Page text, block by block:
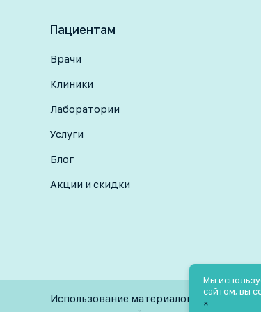
ВПЧ,
ВИЧ и др.
Пациентам
Врачи
Клиники
Лаборатории
Услуги
Блог
Акции и скидки
Использование материалов разрешено
Мы
сайтом, вы
×